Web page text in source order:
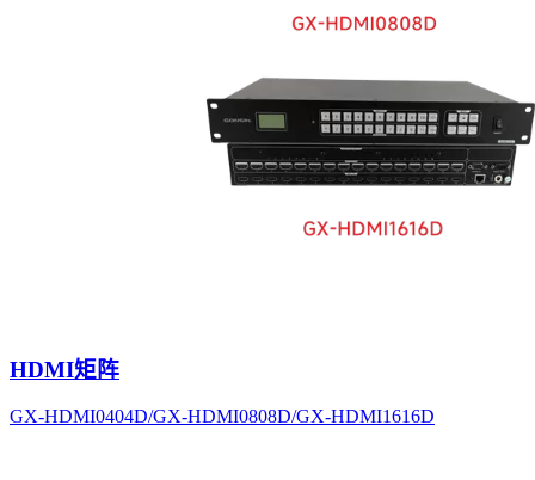
HDMI矩阵
GX-HDMI0404D/GX-HDMI0808D/GX-HDMI1616D